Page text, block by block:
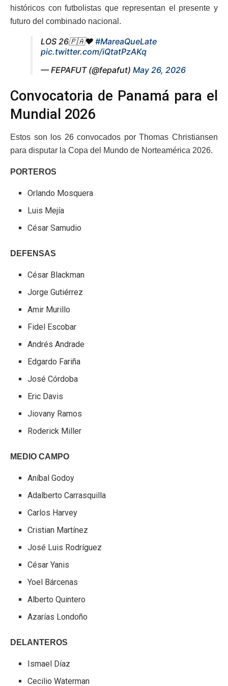
históricos con futbolistas que representan el presente y
futuro del combinado nacional.
LOS 26🇵🇦❤️ #MareaQueLate
pic.twitter.com/iQtatPzAKq
— FEPAFUT (@fepafut) May 26, 2026
Convocatoria de Panamá para el
Mundial 2026
Estos son los 26 convocados por Thomas Christiansen
para disputar la Copa del Mundo de Norteamérica 2026.
PORTEROS
Orlando Mosquera
Luis Mejía
César Samudio
DEFENSAS
César Blackman
Jorge Gutiérrez
Amir Murillo
Fidel Escobar
Andrés Andrade
Edgardo Fariña
José Córdoba
Eric Davis
Jiovany Ramos
Roderick Miller
MEDIO CAMPO
Aníbal Godoy
Adalberto Carrasquilla
Carlos Harvey
Cristian Martínez
José Luis Rodríguez
César Yanis
Yoel Bárcenas
Alberto Quintero
Azarías Londoño
DELANTEROS
Ismael Díaz
Cecilio Waterman